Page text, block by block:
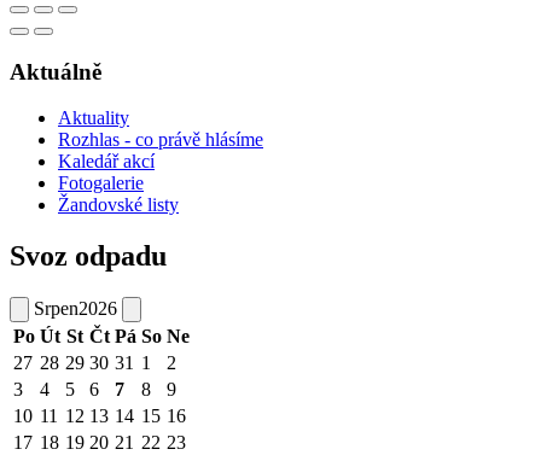
Aktuálně
Aktuality
Rozhlas - co právě hlásíme
Kaledář akcí
Fotogalerie
Žandovské listy
Svoz odpadu
Srpen2026
Po Út St Čt Pá So Ne
27 28 29 30 31 1
2
3
4 5 6 7 8
9
10 11 12 13 14 15 16
17 18 19 20 21 22 23